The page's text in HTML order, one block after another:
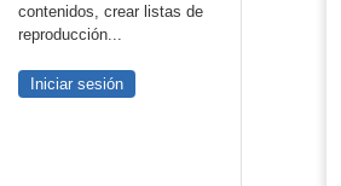
contenidos, crear listas de
reproducción...
Iniciar sesión